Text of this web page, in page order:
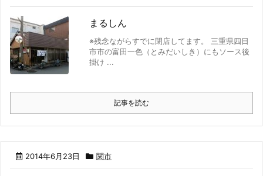
まるしん
※残念ながらすでに閉店してます。 三重県四日
市市の富田一色（とみだいしき）にもソース後
掛け ...
記事を読む
2014年6月23日 関市